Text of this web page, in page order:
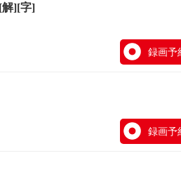
解][字]
録画予
録画予